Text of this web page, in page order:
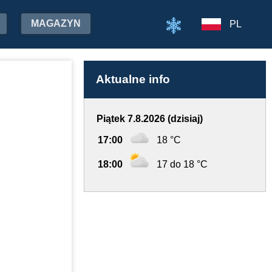
MAGAZYN PL
Aktualne info
Piątek 7.8.2026 (dzisiaj)
17:00 18 °C
18:00 17 do 18 °C